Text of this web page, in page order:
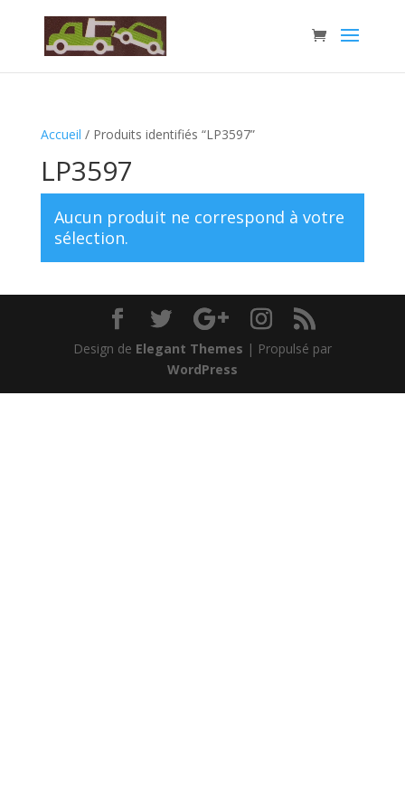
Accueil / Produits identifiés “LP3597”
LP3597
Aucun produit ne correspond à votre
sélection.
Design de Elegant Themes | Propulsé par
WordPress